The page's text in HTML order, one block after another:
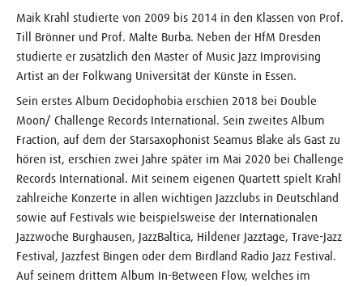
Maik Krahl studierte von 2009 bis 2014 in den Klassen von Prof.
Till Brönner und Prof. Malte Burba. Neben der HfM Dresden
studierte er zusätzlich den Master of Music Jazz Improvising
Artist an der Folkwang Universität der Künste in Essen.
Sein erstes Album Decidophobia erschien 2018 bei Double
Moon/ Challenge Records International. Sein zweites Album
Fraction, auf dem der Starsaxophonist Seamus Blake als Gast zu
hören ist, erschien zwei Jahre später im Mai 2020 bei Challenge
Records International. Mit seinem eigenen Quartett spielt Krahl
zahlreiche Konzerte in allen wichtigen Jazzclubs in Deutschland
sowie auf Festivals wie beispielsweise der Internationalen
Jazzwoche Burghausen, JazzBaltica, Hildener Jazztage, Trave-Jazz
Festival, Jazzfest Bingen oder dem Birdland Radio Jazz Festival.
Auf seinem drittem Album In-Between Flow, welches im